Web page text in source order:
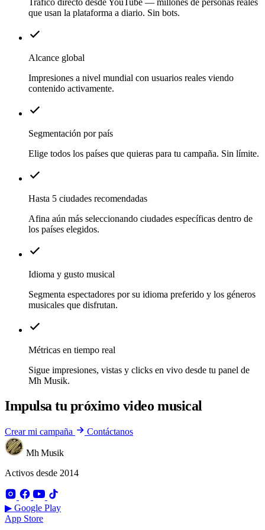
que usan la plataforma a diario. Sin bots.
Alcance global
Impresiones a nivel mundial con usuarios reales viendo
contenido activamente.
Segmentación por país
Elige todos los países que quieras para tu campaña. Sin límite.
Hasta 5 ciudades recomendadas
Afina aún más seleccionando ciudades específicas dentro de
los países elegidos.
Idioma y gusto musical
Segmenta espectadores por su idioma preferido y los géneros
musicales que disfrutan.
Métricas en tiempo real
Sigue impresiones, vistas y clicks en vivo desde tu panel de
Mh Musik.
Impulsa tu próximo video musical
Crear mi campaña Contáctanos
Mh Musik
Activos desde 2014
▶ Google Play
App Store